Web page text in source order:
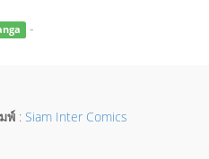
-
พ์ : Siam Inter Comics